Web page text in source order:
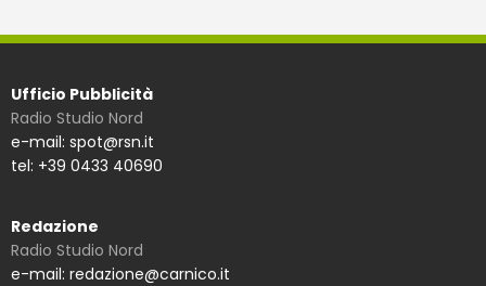
Ufficio Pubblicità
Radio Studio Nord
e-mail: spot@rsn.it
tel: +39 0433 40690
Redazione
Radio Studio Nord
e-mail: redazione@carnico.it